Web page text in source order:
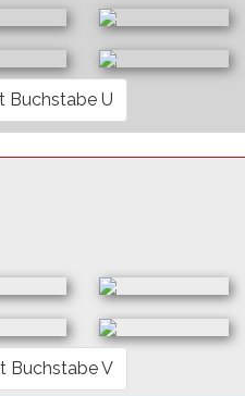
Buchstabe U
Buchstabe V